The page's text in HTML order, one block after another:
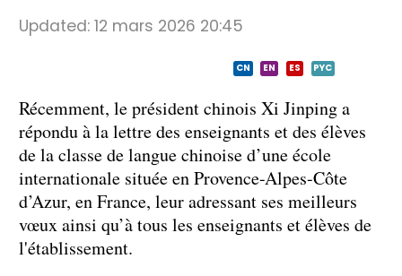
Updated: 12 mars 2026 20:45
CN EN ES PYC
Récemment, le président chinois Xi Jinping a
répondu à la lettre des enseignants et des élèves
de la classe de langue chinoise d’une école
internationale située en Provence-Alpes-Côte
d’Azur, en France, leur adressant ses meilleurs
vœux ainsi qu’à tous les enseignants et élèves de
l'établissement.